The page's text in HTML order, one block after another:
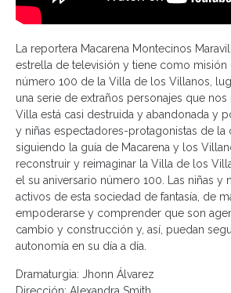
La reportera Macarena Montecinos
estrella de televisión y tiene como misión
número 100 de la Villa de los Villanos,
una serie de extraños personajes que
Villa está casi destruida y abandonada y
y niñas espectadores-protagonistas de la
siguiendo la guía de Macarena y los
reconstruir y reimaginar la Villa de los
el su aniversario número 100. Las niñas y
activos de esta sociedad de fantasía, de
empoderarse y comprender que son
cambio y construcción y, así, puedan
autonomía en su día a día.
Dramaturgia: Jhonn Álvarez